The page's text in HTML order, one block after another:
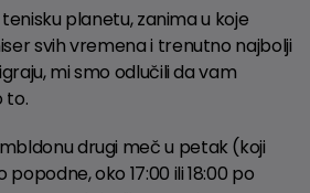
tenisku planetu, zanima u koje
svih vremena i trenutno najbolji
mi smo odlučili da vam
to.
drugi meč u petak (koji
oko 17:00 ili 18:00 po